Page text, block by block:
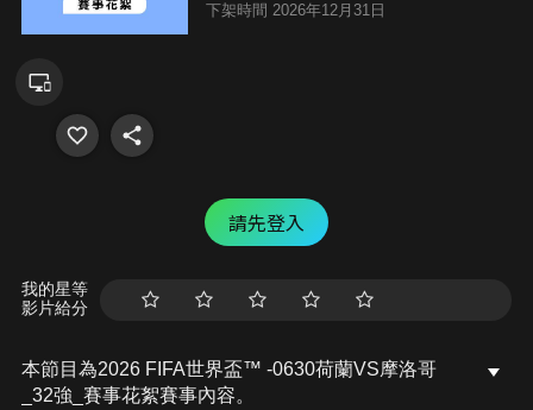
下架時間 2026年12月31日
請先登入
我的星等
影片給分
本節目為2026 FIFA世界盃™ -0630荷蘭VS摩洛哥
_32強_賽事花絮賽事內容。